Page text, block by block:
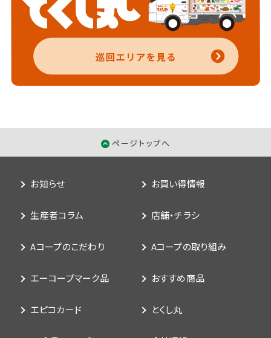
ページトップへ
お知らせ お買い得情報
生産者コラム 店舗・チラシ
Aコープのこだわり Aコープの取り組み
エーコープマーク品 おすすめ商品
エピコカード とくし丸